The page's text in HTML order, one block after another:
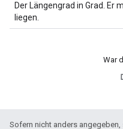
Der Längengrad in Grad. Er
liegen.
War
Sofern nicht anders